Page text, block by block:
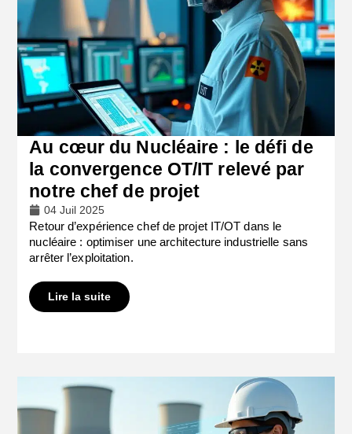
Au cœur du Nucléaire : le défi de
la convergence OT/IT relevé par
notre chef de projet
04 Juil 2025
Retour d’expérience chef de projet IT/OT dans le
nucléaire : optimiser une architecture industrielle sans
arrêter l’exploitation.
Lire la suite